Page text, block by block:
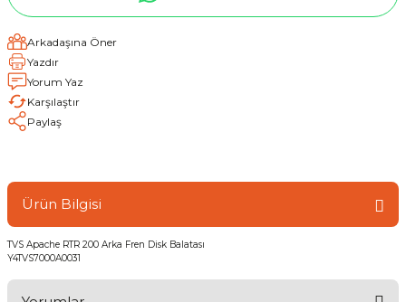
Arkadaşına Öner
Yazdır
Yorum Yaz
Karşılaştır
Paylaş
Ürün Bilgisi
TVS Apache RTR 200 Arka Fren Disk Balatası
Y4TVS7000A0031